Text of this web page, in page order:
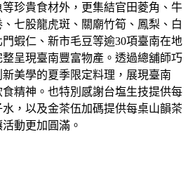
珍貴食材外，更集結官田菱角、牛
七股龍虎斑、關廟竹筍、鳳梨、白
蝦仁、新市毛豆等逾30項臺南在地
呈現臺南豐富物產。透過總舖師巧
美學的夏季限定料理，展現臺南
食精神。也特別感謝台塩生技提供每
，以及金茶伍加碼提供每桌山韻茶
動更加圓滿。